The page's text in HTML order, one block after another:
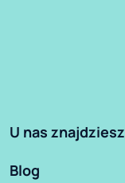
U nas znajdziesz
Blog